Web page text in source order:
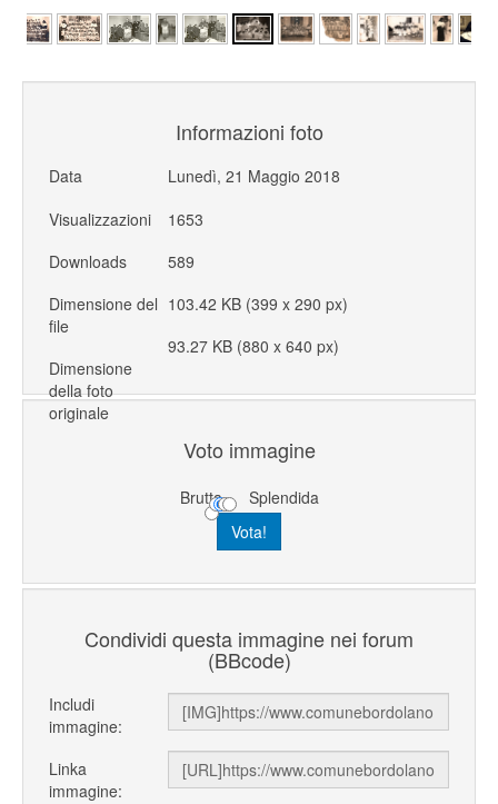
Informazioni foto
Data
Lunedì, 21 Maggio 2018
Visualizzazioni
1653
Downloads
589
Dimensione del
file
103.42 KB (399 x 290 px)
Dimensione
della foto
originale
93.27 KB (880 x 640 px)
Voto immagine
Brutta Splendida
Condividi questa immagine nei forum
(BBcode)
Includi
immagine:
Linka
immagine: